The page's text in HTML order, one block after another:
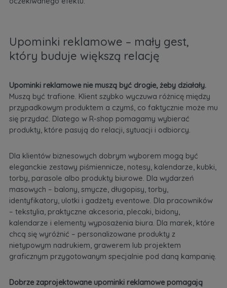
Upominki reklamowe – mały gest,
który buduje większą relację
Upominki reklamowe nie muszą być drogie, żeby działały.
Muszą być trafione. Klient szybko wyczuwa różnicę między
przypadkowym produktem a czymś, co faktycznie może mu
się przydać. Dlatego w R-shop pomagamy wybierać
produkty, które pasują do relacji, sytuacji i odbiorcy.
Dla klientów biznesowych dobrym wyborem mogą być
eleganckie zestawy piśmiennicze, notesy, kalendarze, kubki,
torby, parasole albo produkty biurowe. Dla wydarzeń
masowych – balony, smycze, długopisy, torby,
identyfikatory, ulotki i gadżety eventowe. Dla pracowników
– tekstylia, praktyczne akcesoria, plecaki, bidony,
kalendarze i elementy wyposażenia biura. Dla marek, które
chcą się wyróżnić – personalizowane produkty z
nietypowym nadrukiem, grawerem lub projektem
graficznym przygotowanym specjalnie pod daną kampanię.
Dobrze zaprojektowane upominki reklamowe pomagają